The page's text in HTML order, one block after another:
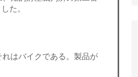
た。
はバイクである。製品が